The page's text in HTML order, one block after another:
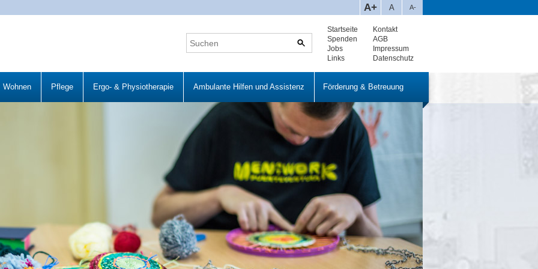
A+ A A-
Startseite
Spenden
Jobs
Links
Kontakt
AGB
Impressum
Datenschutz
Wohnen Pflege Ergo- & Physiotherapie Ambulante Hilfen und Assistenz Förderung & Betreuung